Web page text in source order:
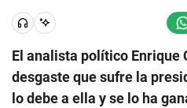
El analista político Enrique
desgaste que sufre la
lo debe a ella y se lo ha